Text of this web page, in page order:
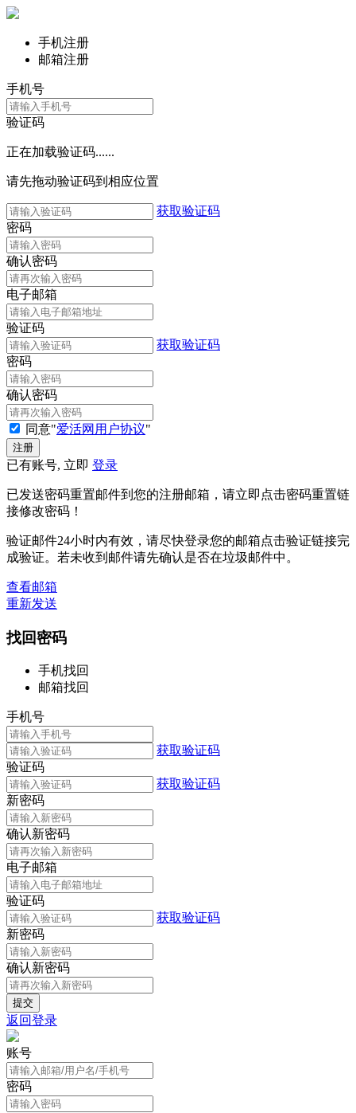
手机注册
邮箱注册
手机号
验证码
正在加载验证码......
请先拖动验证码到相应位置
获取验证码
密码
确认密码
电子邮箱
验证码
获取验证码
密码
确认密码
同意"爱活网用户协议"
已有账号, 立即 登录
已发送密码重置邮件到您的注册邮箱，请立即点击密码重置链
接修改密码！
验证邮件24小时内有效，请尽快登录您的邮箱点击验证链接完
成验证。若未收到邮件请先确认是否在垃圾邮件中。
查看邮箱
重新发送
找回密码
手机找回
邮箱找回
手机号
获取验证码
验证码
获取验证码
新密码
确认新密码
电子邮箱
验证码
获取验证码
新密码
确认新密码
返回登录
账号
密码